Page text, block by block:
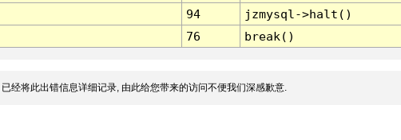
94
jzmysql->halt()
76 break()
经将此出错信息详细记录, 由此给您带来的访问不便我们深感歉意.